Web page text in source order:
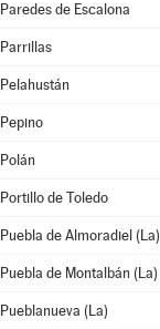
Paredes de Escalona
Parrillas
Pelahustán
Pepino
Polán
Portillo de Toledo
Puebla de Almoradiel (La)
Puebla de Montalbán (La)
Pueblanueva (La)